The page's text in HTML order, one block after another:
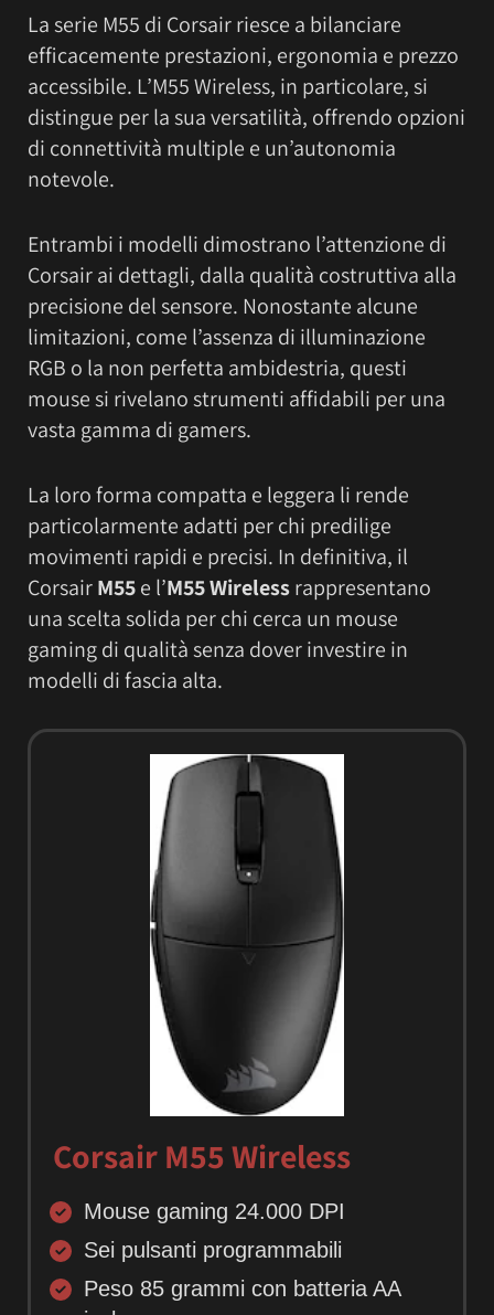
La serie M55 di Corsair riesce a bilanciare
efficacemente prestazioni, ergonomia e prezzo
accessibile. L’M55 Wireless, in particolare, si
distingue per la sua versatilità, offrendo opzioni
di connettività multiple e un’autonomia
notevole.
Entrambi i modelli dimostrano l’attenzione di
Corsair ai dettagli, dalla qualità costruttiva alla
precisione del sensore. Nonostante alcune
limitazioni, come l’assenza di illuminazione
RGB o la non perfetta ambidestria, questi
mouse si rivelano strumenti affidabili per una
vasta gamma di gamers.
La loro forma compatta e leggera li rende
particolarmente adatti per chi predilige
movimenti rapidi e precisi. In definitiva, il
CorsairM55e l’M55 Wirelessrappresentano
una scelta solida per chi cerca un mouse
gaming di qualità senza dover investire in
modelli di fascia alta.
Corsair M55 Wireless
Mouse gaming 24.000 DPI
Sei pulsanti programmabili
Peso 85 grammi con batteria AA